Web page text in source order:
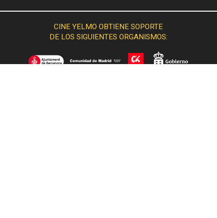
CINE YELMO OBTIENE SOPORTE
DE LOS SIGUIENTES ORGANISMOS: